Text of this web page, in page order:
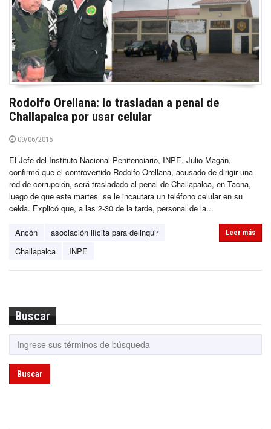
Rodolfo Orellana: lo trasladan a penal de
Challapalca por usar celular
09/06/2015
El Jefe del Instituto Nacional Penitenciario, INPE, Julio Magán,
confirmó que el controvertido Rodolfo Orellana, acusado de dirigir una
red de corrupción, será trasladado al penal de Challapalca, en Tacna,
luego de que este martes se le incautara un teléfono celular en su
celda. Explicó que, a las 2-30 de la tarde, personal de la...
Ancón
asociación ilícita para delinquir
Challapalca
INPE
Leer más
Buscar
Buscar